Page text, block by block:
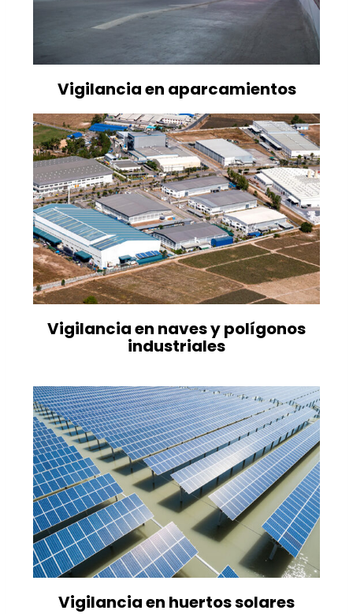
Vigilancia en aparcamientos
Vigilancia en naves y polígonos
industriales
Vigilancia en huertos solares